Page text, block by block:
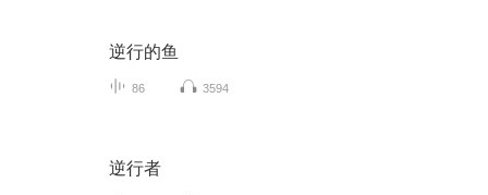
逆行的鱼
86 3594
逆行者